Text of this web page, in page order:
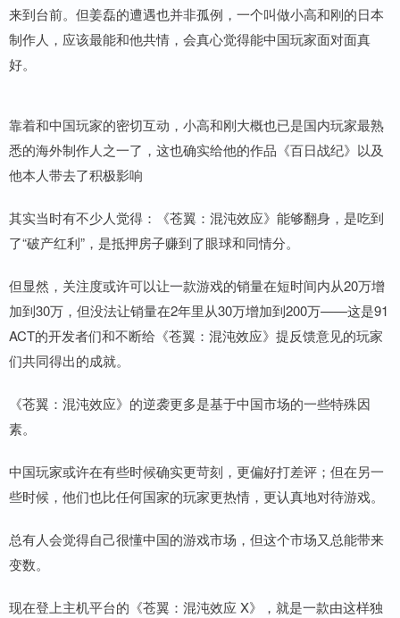
来到台前。但姜磊的遭遇也并非孤例，一个叫做小高和刚的日本
制作人，应该最能和他共情，会真心觉得能中国玩家面对面真
好。
靠着和中国玩家的密切互动，小高和刚大概也已是国内玩家最熟
悉的海外制作人之一了，这也确实给他的作品《百日战纪》以及
他本人带去了积极影响
其实当时有不少人觉得：《苍翼：混沌效应》能够翻身，是吃到
了“破产红利”，是抵押房子赚到了眼球和同情分。
但显然，关注度或许可以让一款游戏的销量在短时间内从20万增
加到30万，但没法让销量在2年里从30万增加到200万——这是91
ACT的开发者们和不断给《苍翼：混沌效应》提反馈意见的玩家
们共同得出的成就。
《苍翼：混沌效应》的逆袭更多是基于中国市场的一些特殊因
素。
中国玩家或许在有些时候确实更苛刻，更偏好打差评；但在另一
些时候，他们也比任何国家的玩家更热情，更认真地对待游戏。
总有人会觉得自己很懂中国的游戏市场，但这个市场又总能带来
变数。
现在登上主机平台的《苍翼：混沌效应 X》，就是一款由这样独